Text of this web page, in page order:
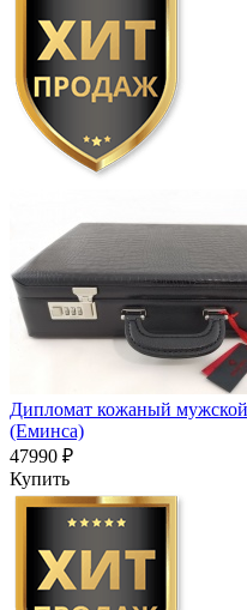
Дипломат кожаный
(Еминса)
47990 ₽
Купить